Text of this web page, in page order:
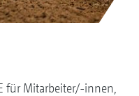
für Mitarbeiter/-innen,